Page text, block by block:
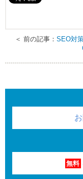
＜ 前の記事： SEO対
無料